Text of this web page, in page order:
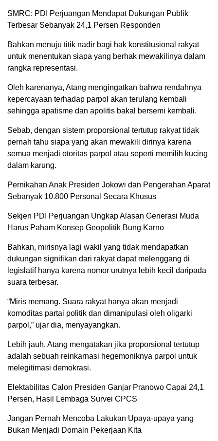
SMRC: PDI Perjuangan Mendapat Dukungan Publik
Terbesar Sebanyak 24,1 Persen Responden
Bahkan menuju titik nadir bagi hak konstitusional rakyat
untuk menentukan siapa yang berhak mewakilinya dalam
rangka representasi.
Oleh karenanya, Atang mengingatkan bahwa rendahnya
kepercayaan terhadap parpol akan terulang kembali
sehingga apatisme dan apolitis bakal bersemi kembali.
Sebab, dengan sistem proporsional tertutup rakyat tidak
pernah tahu siapa yang akan mewakili dirinya karena
semua menjadi otoritas parpol atau seperti memilih kucing
dalam karung.
Pernikahan Anak Presiden Jokowi dan Pengerahan Aparat
Sebanyak 10.800 Personal Secara Khusus
Sekjen PDI Perjuangan Ungkap Alasan Generasi Muda
Harus Paham Konsep Geopolitik Bung Karno
Bahkan, mirisnya lagi wakil yang tidak mendapatkan
dukungan signifikan dari rakyat dapat melenggang di
legislatif hanya karena nomor urutnya lebih kecil daripada
suara terbesar.
“Miris memang. Suara rakyat hanya akan menjadi
komoditas partai politik dan dimanipulasi oleh oligarki
parpol,” ujar dia, menyayangkan.
Lebih jauh, Atang mengatakan jika proporsional tertutup
adalah sebuah reinkarnasi hegemoniknya parpol untuk
melegitimasi demokrasi.
Elektabilitas Calon Presiden Ganjar Pranowo Capai 24,1
Persen, Hasil Lembaga Survei CPCS
Jangan Pernah Mencoba Lakukan Upaya-upaya yang
Bukan Menjadi Domain Pekerjaan Kita